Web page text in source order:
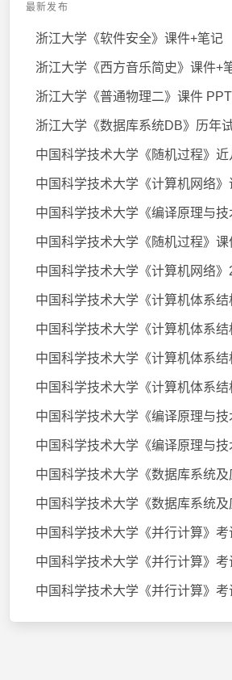
最新发布
浙江大学《软件安全》课件+笔记
浙江大学《西方音乐简史》课件+
浙江大学《普通物理二》课件 PPT
浙江大学《数据库系统DB》历年
中国科学技术大学《随机过程》近
中国科学技术大学《计算机网络》
中国科学技术大学《编译原理与技
中国科学技术大学《随机过程》课
中国科学技术大学《计算机网络》
中国科学技术大学《计算机体系结
中国科学技术大学《计算机体系结
中国科学技术大学《计算机体系结
中国科学技术大学《计算机体系结
中国科学技术大学《编译原理与技
中国科学技术大学《编译原理与技
中国科学技术大学《数据库系统及
中国科学技术大学《数据库系统及
中国科学技术大学《并行计算》考
中国科学技术大学《并行计算》考
中国科学技术大学《并行计算》考